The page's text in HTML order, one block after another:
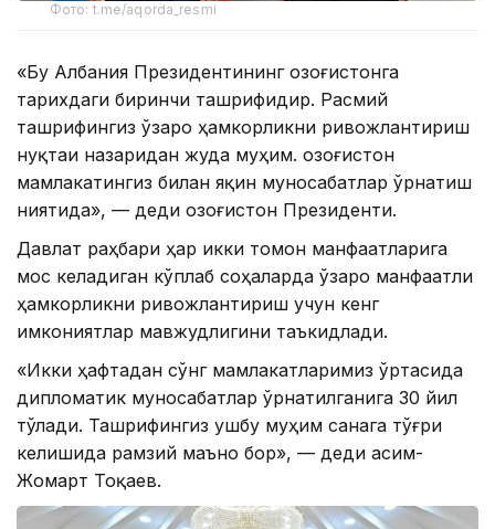
Фото: t.me/aqorda_resmi
«Бу Албания Президентининг Қозоғистонга
тарихдаги биринчи ташрифидир. Расмий
ташрифингиз ўзаро ҳамкорликни ривожлантириш
нуқтаи назаридан жуда муҳим. Қозоғистон
мамлакатингиз билан яқин муносабатлар ўрнатиш
ниятида», — деди Қозоғистон Президенти.
Давлат раҳбари ҳар икки томон манфаатларига
мос келадиган кўплаб соҳаларда ўзаро манфаатли
ҳамкорликни ривожлантириш учун кенг
имкониятлар мавжудлигини таъкидлади.
«Икки ҳафтадан сўнг мамлакатларимиз ўртасида
дипломатик муносабатлар ўрнатилганига 30 йил
тўлади. Ташрифингиз ушбу муҳим санага тўғри
келишида рамзий маъно бор», — деди Қасим-
Жомарт Тоқаев.